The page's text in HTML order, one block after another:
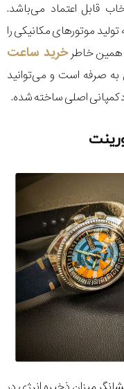
قابل اعتماد می‌باشد.
موتورهای مکانیکی را
همین خاطرخرید ساعت
صرفه است و می‌توانید
اصلی ساخته شده.